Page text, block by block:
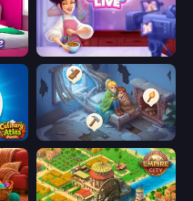
Home Design: Decorate House Cooking Live
Merge Haven